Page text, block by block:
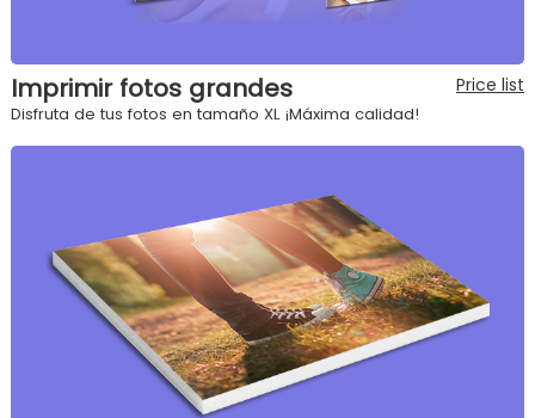
Imprimir fotos grandes
Disfruta de tus fotos en tamaño XL ¡Máxima calidad!
Price list